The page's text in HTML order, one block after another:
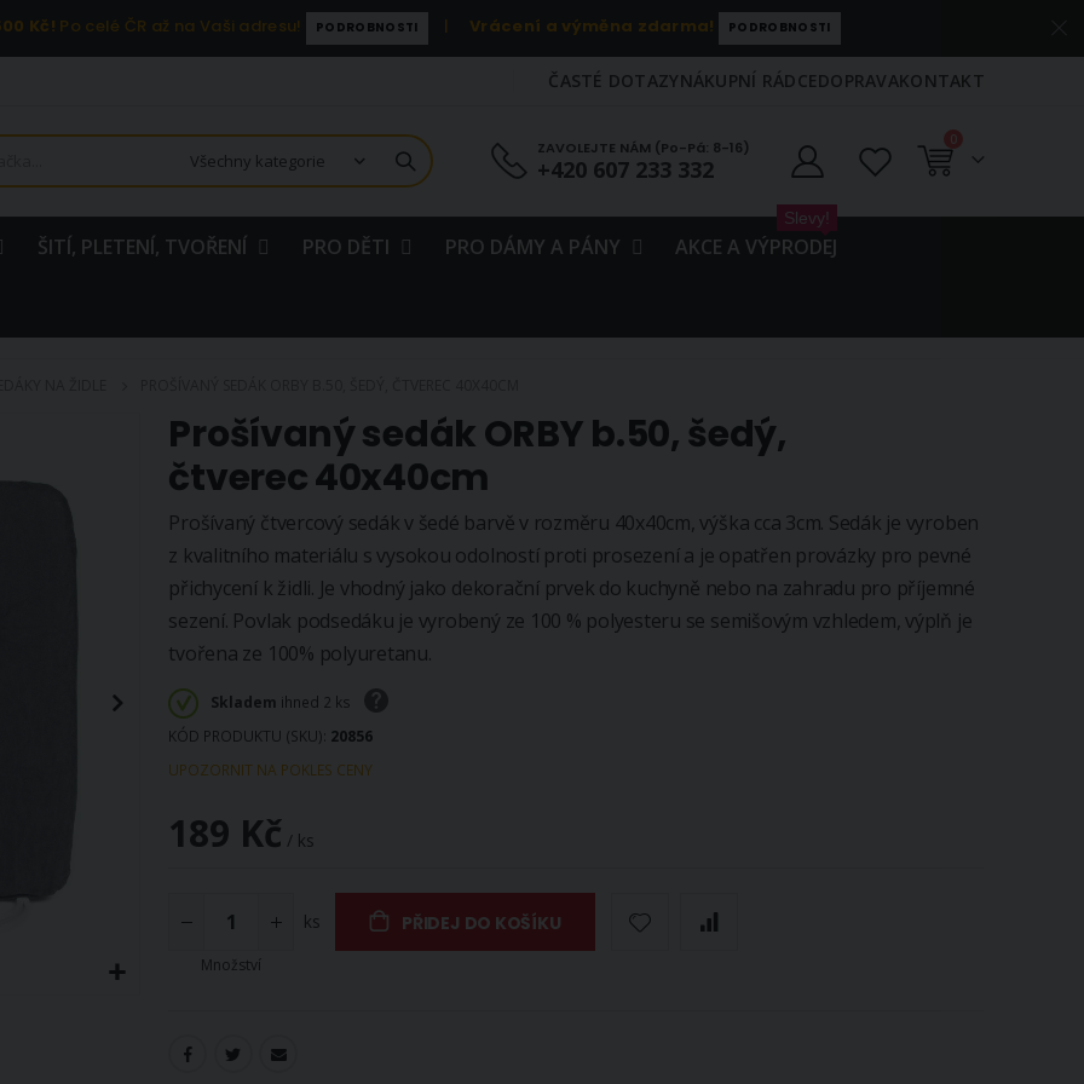
Kč! Po celé ČR až na Vaši adresu! PODROBNOSTI | Vrácení a výměna zdarma! PODROBNOSTI
ČASTÉ DOTAZYNÁKUPNÍ RÁDCEDOPRAVAKONTAKT
ZAVOLEJTE NÁM (Po-Pá: 8-16)
+420 607 233 332 Košík
0položky
ŠITÍ, PLETENÍ, TVOŘENÍ PRO DĚTI PRO DÁMY A PÁNY AKCE A VÝPRODEJ
Slevy!
Prošívaný sedák ORBY b.50, šedý,
čtverec 40x40cm
Prošívaný čtvercový sedák v šedé barvě v rozměru 40x40cm, výška cca 3cm. Sedák je vyroben
z kvalitního materiálu s vysokou odolností proti prosezení a je opatřen provázky pro pevné
přichycení k židli. Je vhodný jako dekorační prvek do kuchyně nebo na zahradu pro příjemné
sezení. Povlak podsedáku je vyrobený ze 100 % polyesteru se semišovým vzhledem, výplň je
tvořena ze 100% polyuretanu.
Skladem ihned 2 ks
KÓD PRODUKTU (SKU) 20856
UPOZORNIT NA POKLES CENY
189 Kč / ks
Množství
ks PŘIDEJ DO KOŠÍKU